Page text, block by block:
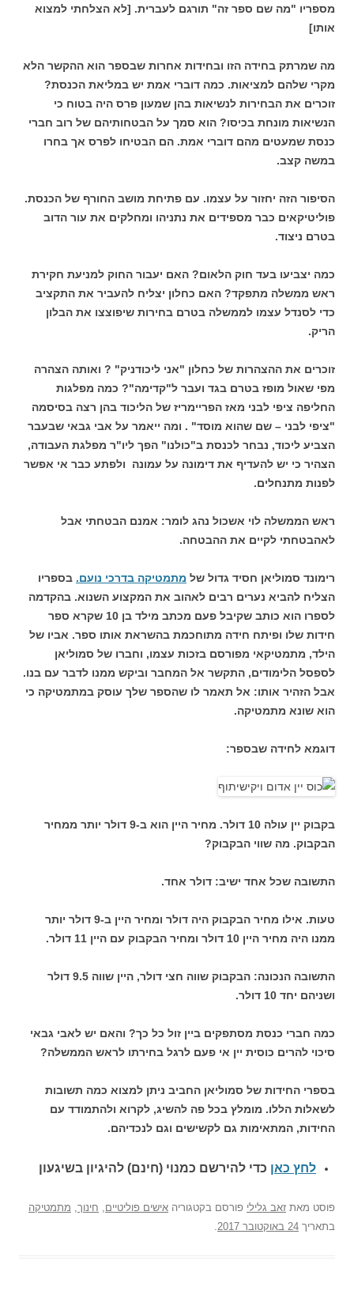
מספריו "מה שם ספר זה" תורגם לעברית. [לא הצלחתי למצוא
אותו]
מה שמרתק בחידה הזו ובחידות אחרות שבספר הוא ההקשר הלא
מקרי שלהם למציאות. כמה דוברי אמת יש במליאת הכנסת?
זוכרים את הבחירות לנשיאות בהן שמעון פרס היה בטוח כי
הנשיאות מונחת בכיסו? הוא סמך על הבטחותיהם של רוב חברי
כנסת שמעטים מהם דוברי אמת. הם הבטיחו לפרס אך בחרו
במשה קצב.
הסיפור הזה יחזור על עצמו. עם פתיחת מושב החורף של הכנסת.
פוליטיקאים כבר מספידים את נתניהו ומחלקים את עור הדוב
בטרם ניצוד.
כמה יצביעו בעד חוק הלאום? האם יעבור החוק למניעת חקירת
ראש ממשלה מתפקד? האם כחלון יצליח להעביר את התקציב
כדי לסנדל עצמו לממשלה בטרם בחירות שיפוצצו את הבלון
הריק.
זוכרים את ההצהרות של כחלון "אני ליכודניק" ? ואותה הצהרה
מפי שאול מופז בטרם בגד ועבר ל"קדימה"? כמה מפלגות
החליפה ציפי לבני מאז הפריימריז של הליכוד בהן רצה בסיסמה
"ציפי לבני – שם שהוא מוסד" . ומה ייאמר על אבי גבאי שבעבר
הצביע ליכוד, נבחר לכנסת ב"כולנו" הפך ליו"ר מפלגת העבודה,
הצהיר כי יש להעדיף את דימונה על עמונה ולפתע כבר אי אפשר
לפנות מתנחלים.
ראש הממשלה לוי אשכול נהג לומר: אמנם הבטחתי אבל
לאהבטחתי לקיים את ההבטחה.
רימונד סמוליאן חסיד גדול שלמתמטיקה בדרכי נועם.בספריו
הצליח להביא נערים רבים לאהוב את המקצוע השנוא. בהקדמה
לספרו הוא כותב שקיבל פעם מכתב מילד בן 10 שקרא ספר
חידות שלו ופיתח חידה מתוחכמת בהשראת אותו ספר. אביו של
הילד, מתמטיקאי מפורסם בזכות עצמו, וחברו של סמוליאן
לספסל הלימודים, התקשר אל המחבר וביקש ממנו לדבר עם בנו.
אבל הזהיר אותו: אל תאמר לו שהספר שלך עוסק במתמטיקה כי
הוא שונא מתמטיקה.
דוגמא לחידה שבספר:
בקבוק יין עולה 10 דולר. מחיר היין הוא ב-9 דולר יותר ממחיר
הבקבוק. מה שווי הבקבוק?
התשובה שכל אחד ישיב: דולר אחד.
טעות. אילו מחיר הבקבוק היה דולר ומחיר היין ב-9 דולר יותר
ממנו היה מחיר היין 10 דולר ומחיר הבקבוק עם היין 11 דולר.
התשובה הנכונה: הבקבוק שווה חצי דולר, היין שווה 9.5 דולר
ושניהם יחד 10 דולר.
כמה חברי כנסת מסתפקים ביין זול כל כך? והאם יש לאבי גבאי
סיכוי להרים כוסית יין אי פעם לרגל בחירתו לראש הממשלה?
בספרי החידות של סמוליאן החביב ניתן למצוא כמה תשובות
לשאלות הללו. מומלץ בכל פה להשיג, לקרוא ולהתמודד עם
החידות, המתאימות גם לקשישים וגם לנכדיהם.
לחץ כאן כדי להירשם כ מנוי (חינם) להיגיון בשיגעון
פוסטמאתזאב גליליפורסם בקטגוריהאישים פוליטיים, חינוך, מתמטיקה
בתאריך24 באוקטובר 2017 .